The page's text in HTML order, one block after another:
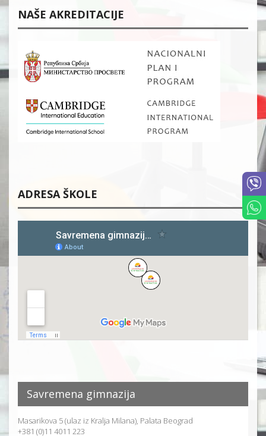
NAŠE AKREDITACIJE
ADRESA ŠKOLE
Savremena gimnazija
Masarikova 5 (ulaz iz Kralja Milana), Palata Beograd
+381 (0)11 4011 223